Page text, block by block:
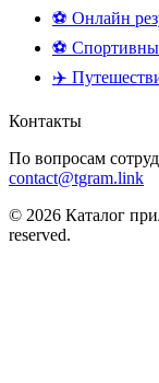
⚽ Онлайн
⚽
✈️
Контакты
По вопросам
contact@tgram.link
© 2026 Каталог
reserved.